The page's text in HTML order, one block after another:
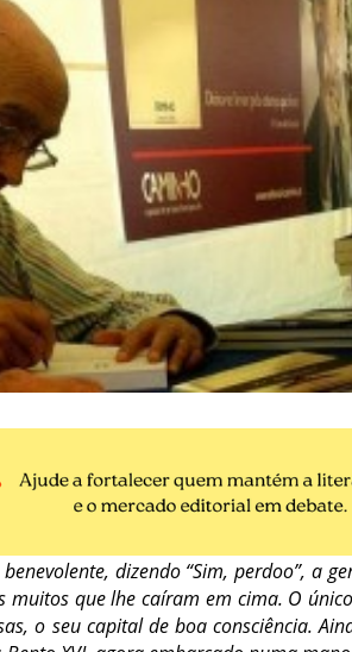
dizendo “Sim, perdoo”, a
que lhe caíram em cima. O
o seu capital de boa consciência.